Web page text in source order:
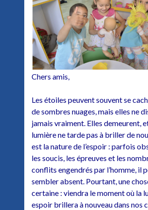
Chers amis,
Les étoiles peuvent souvent se
de sombres nuages, mais elles ne
jamais vraiment. Elles demeurent,
lumière ne tarde pas à briller de
est la nature de l’espoir : parfois
les soucis, les épreuves et les
conflits engendrés par l’homme, il
sembler absent. Pourtant, une
certaine : viendra le moment où la
espoir brillera à nouveau dans nos